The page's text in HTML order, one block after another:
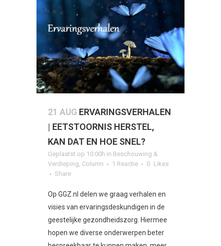
21 AUG ERVARINGSVERHALEN
| EETSTOORNIS HERSTEL,
KAN DAT EN HOE SNEL?
Geplaatst op 10:00h in Beschouwing &
Verdieping Column 1 Reactie 0 Likes
Share
Op GGZ.nl delen we graag verhalen en
visies van ervaringsdeskundigen in de
geestelijke gezondheidszorg. Hiermee
hopen we diverse onderwerpen beter